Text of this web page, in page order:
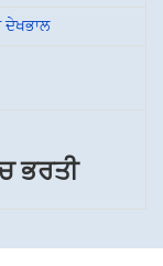
ਦੇਖਭਾਲ
ਭਰਤੀ